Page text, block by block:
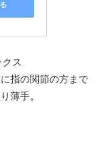
ス
指の関節の方まで
薄手。